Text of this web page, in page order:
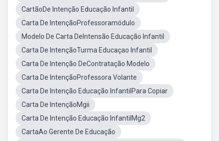
CartãoDe Intenção Educação Infantil
Carta De IntençãoProfessoramódulo
Modelo De Carta DeIntensão Educação Infantil
Carta De IntençãoTurma Educaçao Infantil
Carta De Intenção DeContratação Modelo
Carta De IntençãoProfessora Volante
Carta De Intenção Educação InfantilPara Copiar
Carta De IntençãoMgii
Carta De Intenção Educação InfantilMg2
CartaAo Gerente De Educação